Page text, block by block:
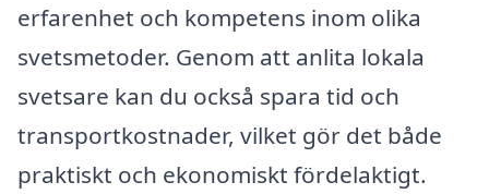
erfarenhet och kompetens inom olika
svetsmetoder. Genom att anlita lokala
svetsare kan du också spara tid och
transportkostnader, vilket gör det både
praktiskt och ekonomiskt fördelaktigt.